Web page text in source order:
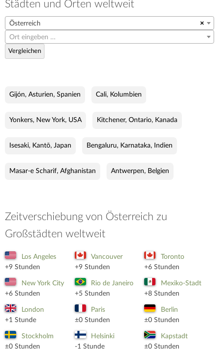
Städten und Orten weltweit
×
Österreich
Ort eingeben …
Vergleichen
Gijón, Asturien, Spanien Cali, Kolumbien
Yonkers, New York, USA Kitchener, Ontario, Kanada
Isesaki, Kantō, Japan Bengaluru, Karnataka, Indien
Masar-e Scharif, Afghanistan Antwerpen, Belgien
Zeitverschiebung von Österreich zu
Großstädten weltweit
Los Angeles
+9 Stunden
Vancouver
+9 Stunden
Toronto
+6 Stunden
New York City
+6 Stunden
Rio de Janeiro
+5 Stunden
Mexiko-Stadt
+8 Stunden
London
+1 Stunde
Paris
±0 Stunden
Berlin
±0 Stunden
Stockholm
±0 Stunden
Helsinki
-1 Stunde
Kapstadt
±0 Stunden